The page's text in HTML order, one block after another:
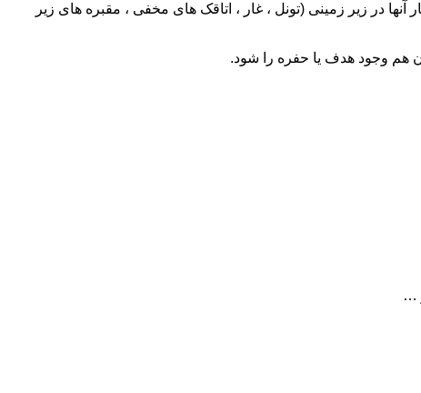
در زیر زمینی (تونل ، غار ، اتاقک های مخفی ، مقبره های زیر
هم وجود هدف یا حفره را شود.
…